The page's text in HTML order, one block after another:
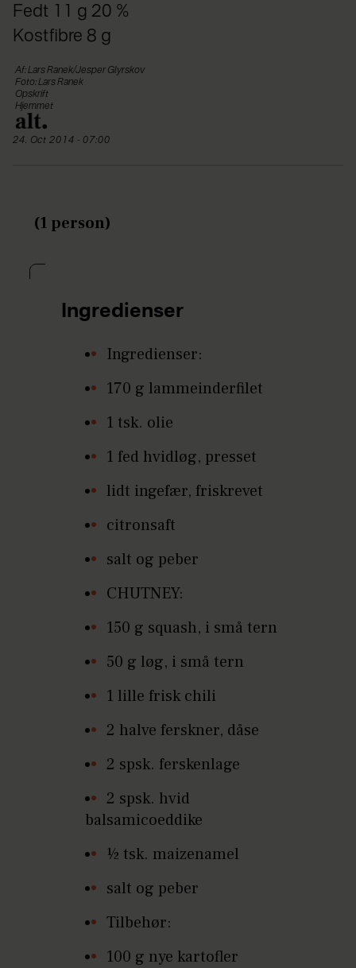
Fedt 11 g 20 %
Kostfibre 8 g
Af: Lars Ranek/Jesper Glyrskov
Foto: Lars Ranek
Opskrift
Hjemmet
24. Oct 2014 - 07:00
(1 person)
Ingredienser
Ingredienser:
170 g lammeinderfilet
1 tsk. olie
1 fed hvidløg, presset
lidt ingefær, friskrevet
citronsaft
salt og peber
CHUTNEY:
150 g squash, i små tern
50 g løg, i små tern
1 lille frisk chili
2 halve ferskner, dåse
2 spsk. ferskenlage
2 spsk. hvid
balsamicoeddike
½ tsk. maizenamel
salt og peber
Tilbehør:
100 g nye kartofler